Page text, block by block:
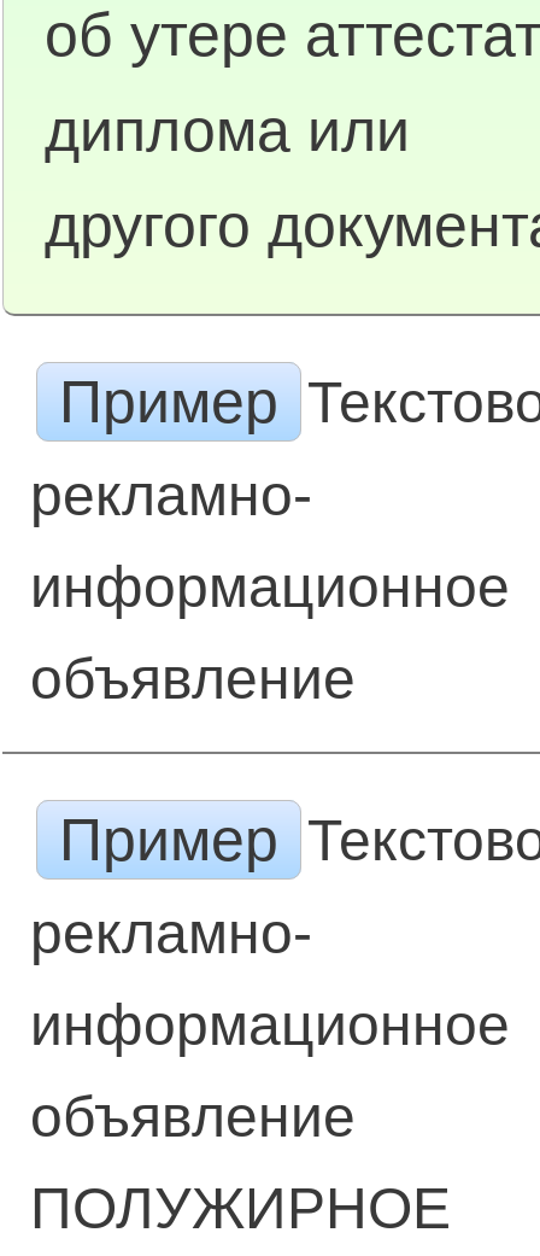
об утере
диплома или
другого
Пример
рекламно-
информационное
объявление
Пример
рекламно-
информационное
объявление
ПОЛУЖИРНОЕ